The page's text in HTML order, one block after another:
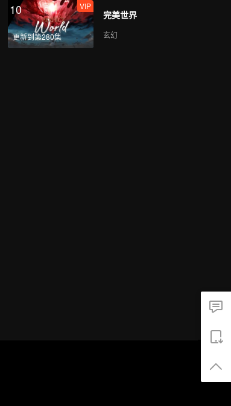
10
更新到第280集
VIP
完美世界
玄幻